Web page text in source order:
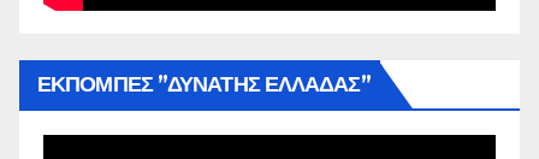
ΕΚΠΟΜΠΕΣ ”ΔΥΝΑΤΗΣ ΕΛΛΑΔΑΣ”